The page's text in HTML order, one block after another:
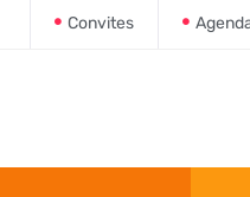
Convites